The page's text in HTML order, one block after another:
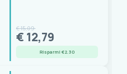
€ 15,09
€ 12,79
Risparmi €2.30